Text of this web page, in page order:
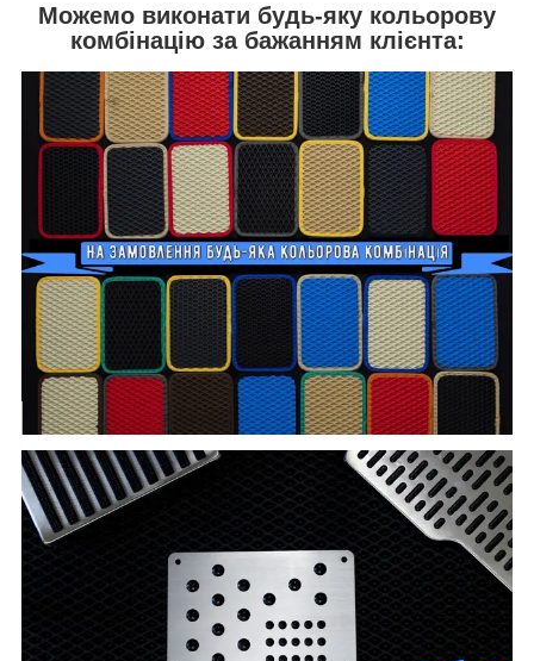
Можемо виконати будь-яку кольорову
комбінацію за бажанням клієнта: